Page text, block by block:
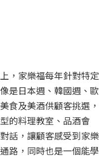
，家樂福每年針對特定
是日本週、韓國週、歐
食及美酒供顧客挑選，
的料理教室、品酒會
話，讓顧客感受到家樂
路，同時也是一個能學